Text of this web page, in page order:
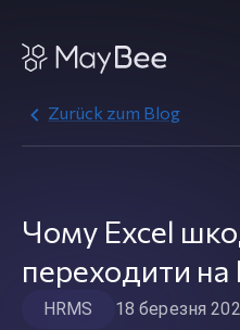
Zurück zum Blog
Чому Excel
переходити
HRMS 18 березня